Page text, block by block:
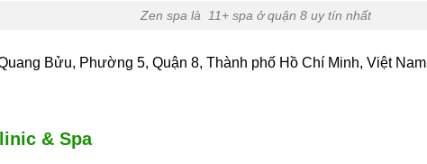
Zen spa là 11+ spa ở quận 8 uy tín nhất
Bửu, Phường 5, Quận 8, Thành phố Hồ Chí Minh, Việt Nam
& Spa